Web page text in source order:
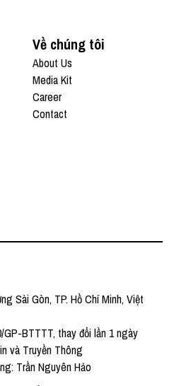
Về chúng tôi
About Us
Media Kit
Career
Contact
Sài Gòn, TP. Hồ Chí Minh, Việt
GP-BTTTT, thay đổi lần 1 ngày
và Truyền Thông
Trần Nguyên Hảo